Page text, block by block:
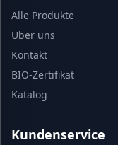
Alle Produkte
Über uns
Kontakt
BIO-Zertifikat
Katalog
Kundenservice